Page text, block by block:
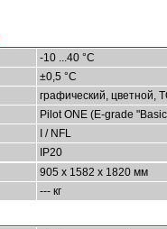
-10 ...40 °C
±0,5 °C
графический, цветной,
Pilot ONE (E-grade
I / NFL
IP20
905 x 1582 x 1820 мм
--- кг